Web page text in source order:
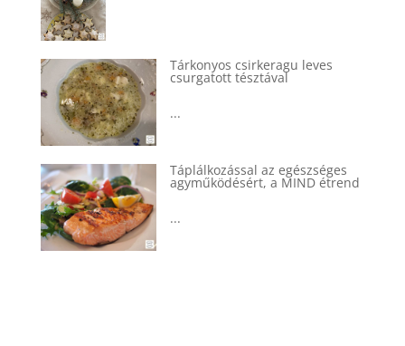
Tárkonyos csirkeragu leves
csurgatott tésztával
...
Táplálkozással az egészséges
agyműködésért, a MIND étrend
...